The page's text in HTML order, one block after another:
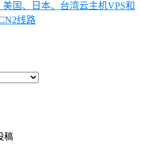
国、日本、台湾云主机VPS和
线路
稿